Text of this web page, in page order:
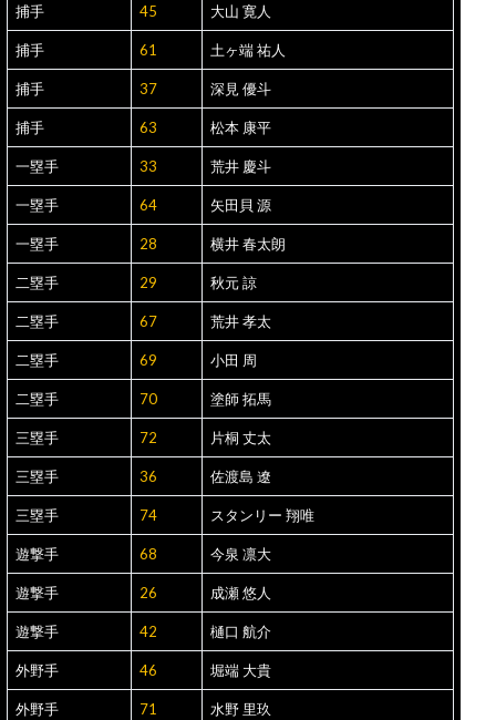
捕手 45 大山 寛人
捕手 61 土ヶ端 祐人
捕手 37 深見 優斗
捕手 63 松本 康平
一塁手 33 荒井 慶斗
一塁手 64 矢田貝 源
一塁手 28 横井 春太朗
二塁手 29 秋元 諒
二塁手 67 荒井 孝太
二塁手 69 小田 周
二塁手 70 塗師 拓馬
三塁手 72 片桐 丈太
三塁手 36 佐渡島 遼
三塁手 74 スタンリー 翔唯
遊撃手 68 今泉 凛大
遊撃手 26 成瀬 悠人
遊撃手 42 樋口 航介
外野手 46 堀端 大貴
外野手 71 水野 里玖